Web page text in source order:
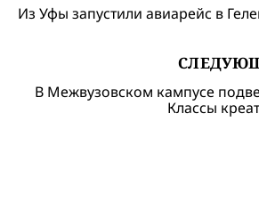
Из Уфы запустили авиарейс в
В Межвузовском кампусе
Классы